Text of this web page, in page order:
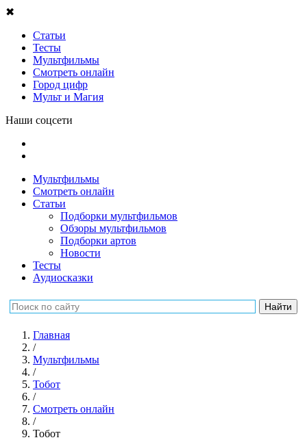
✖
Статьи
Тесты
Мультфильмы
Смотреть онлайн
Город цифр
Мульт и Магия
Наши соцсети
Мультфильмы
Смотреть онлайн
Статьи
Подборки мультфильмов
Обзоры мультфильмов
Подборки артов
Новости
Тесты
Аудиосказки
Главная
/
Мультфильмы
/
Тобот
/
Смотреть онлайн
/
Тобот